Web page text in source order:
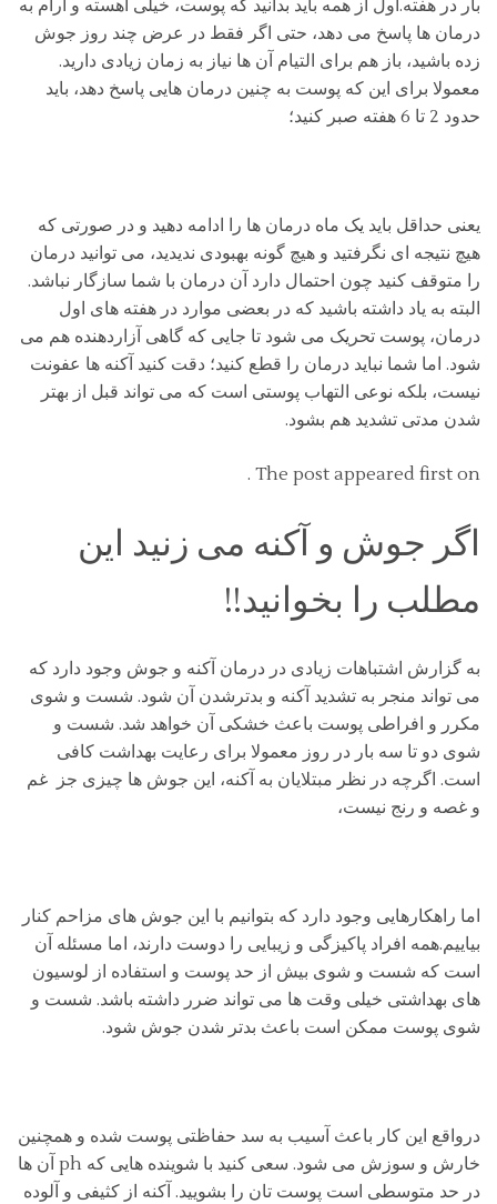
بار در هفته.اول از همه باید بدانید که پوست، خیلی آهسته و آرام به
درمان ها پاسخ می دهد، حتی اگر فقط در عرض چند روز جوش
زده باشید، باز هم برای التیام آن ها نیاز به زمان زیادی دارید.
معمولا برای این که پوست به چنین درمان هایی پاسخ دهد، باید
حدود 2 تا 6 هفته صبر کنید؛
یعنی حداقل باید یک ماه درمان ها را ادامه دهید و در صورتی که
هیچ نتیجه ای نگرفتید و هیچ گونه بهبودی ندیدید، می توانید درمان
را متوقف کنید چون احتمال دارد آن درمان با شما سازگار نباشد.
البته به یاد داشته باشید که در بعضی موارد در هفته های اول
درمان، پوست تحریک می شود تا جایی که گاهی آزاردهنده هم می
شود. اما شما نباید درمان را قطع کنید؛ دقت کنید آکنه ها عفونت
نیست، بلکه نوعی التهاب پوستی است که می تواند قبل از بهتر
شدن مدتی تشدید هم بشود.
The post appeared first on .
اگر جوش و آکنه می زنید این
مطلب را بخوانید!!
به گزارش اشتباهات زیادی در درمان آکنه و جوش وجود دارد که
می تواند منجر به تشدید آکنه و بدترشدن آن شود. شست و شوی
مکرر و افراطی پوست باعث خشکی آن خواهد شد. شست و
شوی دو تا سه بار در روز معمولا برای رعایت بهداشت کافی
است. اگرچه در نظر مبتلایان به آکنه، این جوش ها چیزی جز غم
و غصه و رنج نیست،
اما راهکارهایی وجود دارد که بتوانیم با این جوش های مزاحم کنار
بیاییم.همه افراد پاکیزگی و زیبایی را دوست دارند، اما مسئله آن
است که شست و شوی بیش از حد پوست و استفاده از لوسیون
های بهداشتی خیلی وقت ها می تواند ضرر داشته باشد. شست و
شوی پوست ممکن است باعث بدتر شدن جوش شود.
درواقع این کار باعث آسیب به سد حفاظتی پوست شده و همچنین
خارش و سوزش می شود. سعی کنید با شوینده هایی که ph آن ها
در حد متوسطی است پوست تان را بشویید. آکنه از کثیفی و آلوده